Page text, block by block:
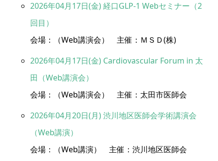
2026年04月17日(金) 経口GLP-1 Webセミナー（2
回目）
会場：（Web講演会） 主催：ＭＳＤ(株)
2026年04月17日(金) Cardiovascular Forum in 太
田（Web講演会）
会場：（Web講演会） 主催：太田市医師会
2026年04月20日(月) 渋川地区医師会学術講演会
（Web講演）
会場：（Web講演） 主催：渋川地区医師会